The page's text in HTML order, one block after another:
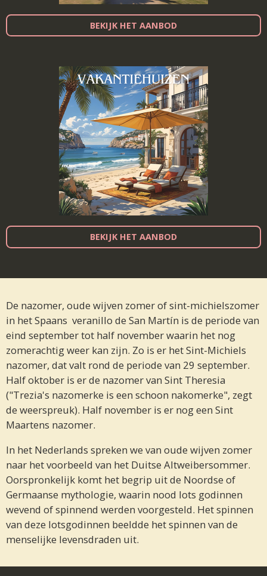
BEKIJK HET AANBOD
BEKIJK HET AANBOD
De nazomer, oude wijven zomer of sint-michielszomer
in het Spaans veranillo de San Martín is de periode van
eind september tot half november waarin het nog
zomerachtig weer kan zijn. Zo is er het Sint-Michiels
nazomer, dat valt rond de periode van 29 september.
Half oktober is er de nazomer van Sint Theresia
("Trezia's nazomerke is een schoon nakomerke", zegt
de weerspreuk). Half november is er nog een Sint
Maartens nazomer.
In het Nederlands spreken we van oude wijven zomer
naar het voorbeeld van het Duitse Altweibersommer.
Oorspronkelijk komt het begrip uit de Noordse of
Germaanse mythologie, waarin nood lots godinnen
wevend of spinnend werden voorgesteld. Het spinnen
van deze lotsgodinnen beeldde het spinnen van de
menselijke levensdraden uit.